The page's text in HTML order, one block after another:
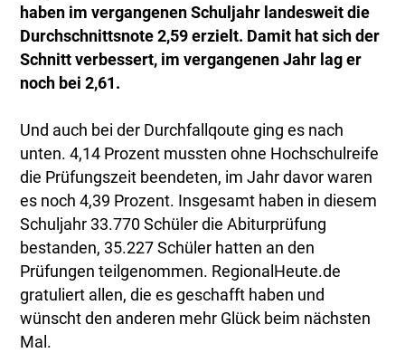
haben im vergangenen Schuljahr landesweit die
Durchschnittsnote 2,59 erzielt. Damit hat sich der
Schnitt verbessert, im vergangenen Jahr lag er
noch bei 2,61.
Und auch bei der Durchfallqoute ging es nach
unten. 4,14 Prozent mussten ohne Hochschulreife
die Prüfungszeit beendeten, im Jahr davor waren
es noch 4,39 Prozent. Insgesamt haben in diesem
Schuljahr 33.770 Schüler die Abiturprüfung
bestanden, 35.227 Schüler hatten an den
Prüfungen teilgenommen. RegionalHeute.de
gratuliert allen, die es geschafft haben und
wünscht den anderen mehr Glück beim nächsten
Mal.